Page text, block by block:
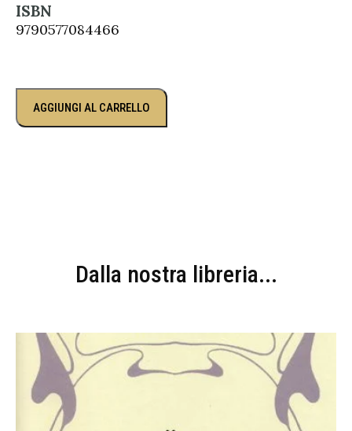
ISBN
9790577084466
AGGIUNGI AL CARRELLO
Dalla nostra libreria...